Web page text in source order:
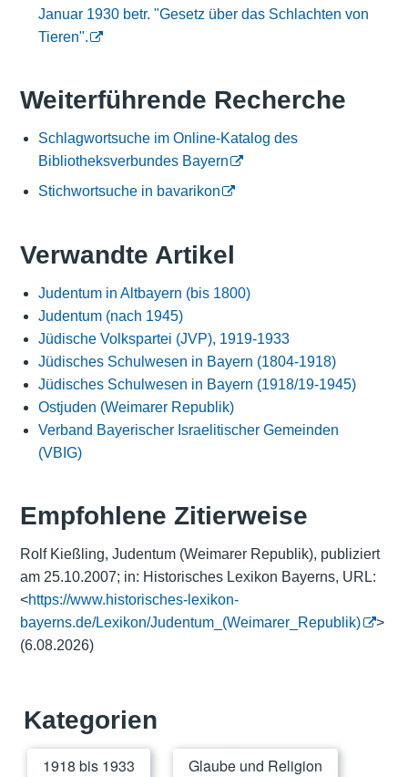
Januar 1930 betr. "Gesetz über das Schlachten von
Tieren".
Weiterführende Recherche
Schlagwortsuche im Online-Katalog des
Bibliotheksverbundes Bayern
Stichwortsuche in bavarikon
Verwandte Artikel
Judentum in Altbayern (bis 1800)
Judentum (nach 1945)
Jüdische Volkspartei (JVP), 1919-1933
Jüdisches Schulwesen in Bayern (1804-1918)
Jüdisches Schulwesen in Bayern (1918/19-1945)
Ostjuden (Weimarer Republik)
Verband Bayerischer Israelitischer Gemeinden
(VBIG)
Empfohlene Zitierweise
Rolf Kießling, Judentum (Weimarer Republik), publiziert
am 25.10.2007; in: Historisches Lexikon Bayerns, URL:
<https://www.historisches-lexikon-
bayerns.de/Lexikon/Judentum_(Weimarer_Republik)
>
(6.08.2026)
Kategorien
1918 bis 1933 Glaube und Religion